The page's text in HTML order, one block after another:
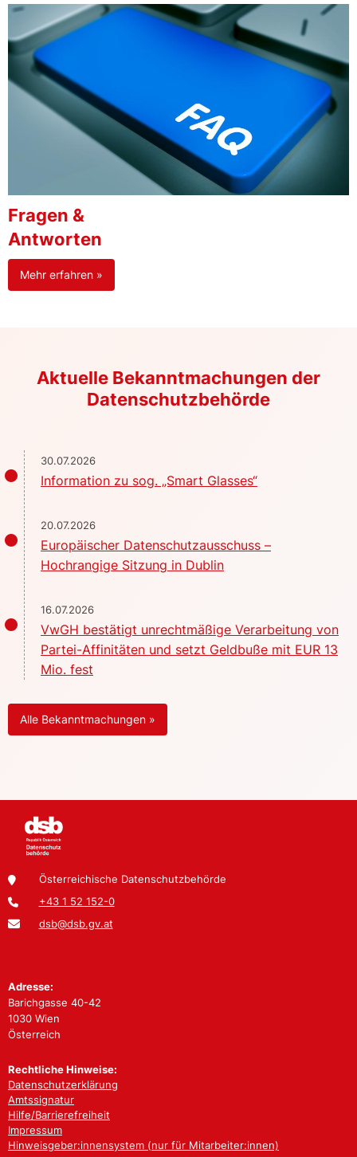
Fragen &
Antworten
Mehr erfahren »
Aktuelle Bekanntmachungen der
Datenschutzbehörde
30.07.2026
Information zu sog. „Smart Glasses“
20.07.2026
Europäischer Datenschutzausschuss –
Hochrangige Sitzung in Dublin
16.07.2026
VwGH bestätigt unrechtmäßige Verarbeitung von
Partei-Affinitäten und setzt Geldbuße mit EUR 13
Mio. fest
Alle Bekanntmachungen »
Österreichische Datenschutzbehörde
+43 1 52 152-0
dsb@dsb.gv.at
Adresse:
Barichgasse 40-42
1030 Wien
Österreich
Rechtliche Hinweise:
Datenschutzerklärung
Amtssignatur
Hilfe/Barrierefreiheit
Impressum
Hinweisgeber:innensystem (nur für Mitarbeiter:innen)